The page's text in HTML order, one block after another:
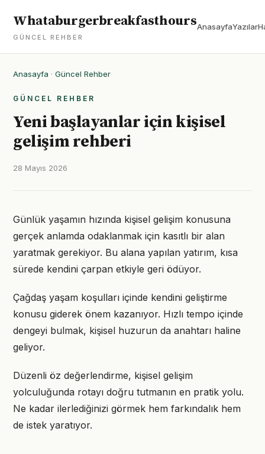
Whataburgerbreakfasthours
GÜNCEL REHBER
AnasayfaYazılar
Anasayfa · Güncel Rehber
GÜNCEL REHBER
Yeni başlayanlar için kişisel
gelişim rehberi
28 Mayıs 2026
Günlük yaşamın hızında kişisel gelişim konusuna
gerçek anlamda odaklanmak için kasıtlı bir alan
yaratmak gerekiyor. Bu alana yapılan yatırım, kısa
sürede kendini çarpan etkiyle geri ödüyor.
Çağdaş yaşam koşulları içinde kendini geliştirme
konusu giderek önem kazanıyor. Hızlı tempo içinde
dengeyi bulmak, kişisel huzurun da anahtarı haline
geliyor.
Düzenli öz değerlendirme, kişisel gelişim
yolculuğunda rotayı doğru tutmanın en pratik yolu.
Ne kadar ilerlediğinizi görmek hem farkındalık hem
de istek yaratıyor.